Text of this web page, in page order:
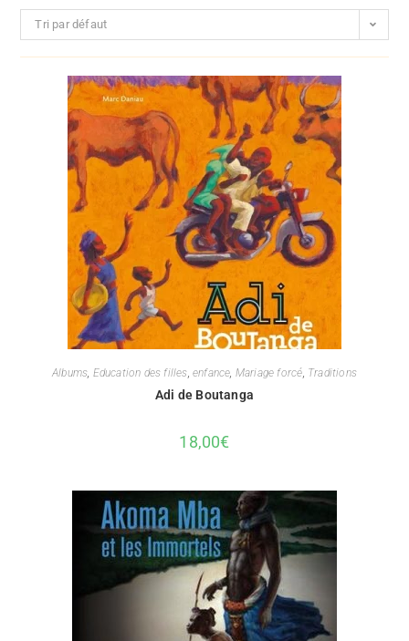
Tri par défaut
Albums Education des filles ,enfance Mariage forcé Traditions
Adi de Boutanga
18,00€